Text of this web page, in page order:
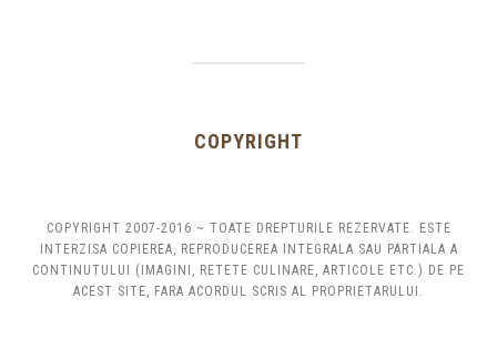
COPYRIGHT
COPYRIGHT 2007-2016 ~ TOATE DREPTURILE REZERVATE. ESTE
INTERZISA COPIEREA, REPRODUCEREA INTEGRALA SAU PARTIALA A
CONTINUTULUI (IMAGINI, RETETE CULINARE, ARTICOLE ETC.) DE PE
ACEST SITE, FARA ACORDUL SCRIS AL PROPRIETARULUI.